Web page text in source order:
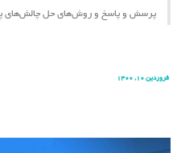
پرسش و پاسخ و روش‌های حل چالش‌های
فروردین ۱۰, ۱۴۰۰